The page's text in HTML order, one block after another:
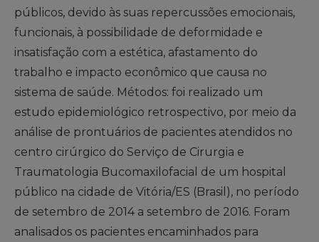
públicos, devido às suas repercussões emocionais,
funcionais, à possibilidade de deformidade e
insatisfação com a estética, afastamento do
trabalho e impacto econômico que causa no
sistema de saúde. Métodos: foi realizado um
estudo epidemiológico retrospectivo, por meio da
análise de prontuários de pacientes atendidos no
centro cirúrgico do Serviço de Cirurgia e
Traumatologia Bucomaxilofacial de um hospital
público na cidade de Vitória/ES (Brasil), no período
de setembro de 2014 a setembro de 2016. Foram
analisados os pacientes encaminhados para